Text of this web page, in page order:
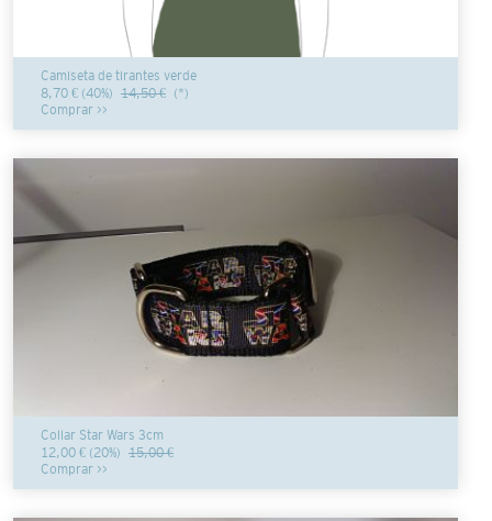
Camiseta de tirantes verde
8,70 € (40%) 14,50 €(*)
Comprar >>
Collar Star Wars 3cm
12,00 € (20%) 15,00 €
Comprar >>